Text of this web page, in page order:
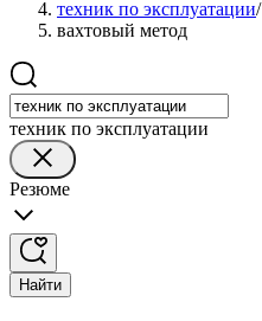
техник по эксплуатации/
вахтовый метод
техник по эксплуатации
Резюме
Найти